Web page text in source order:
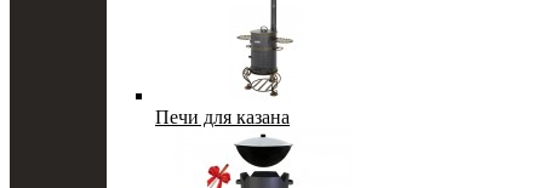
Печи для казана